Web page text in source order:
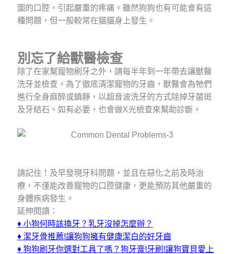
圍的口腔，引起嚴重的疼痛。雖然狗狗也有可能會有這
種問題，但一般較常在貓貓身上發生。
別忘了給獸醫檢查
除了在家幫寵物刷牙之外，請每半年到一年帶去讓獸醫
洗牙並檢查。為了徹底清潔寵物的牙齒，獸醫會為牠們
進行全身麻醉或鎮靜，以超音波洗牙的方式除掉牙菌斑
及牙結石。如有必要，也會做X光檢查來幫助診斷。
請記住！及早發現牙科問題，並且在惡化之前及時治
療，不僅能改善寵物的口腔健康，更能預防其他嚴重的
身體疾病發生。
延伸閱讀：
♦ 小狗何時該換牙？乳牙沒掉怎麼辦？
♦ 潔牙骨推薦!讓狗狗擁有健康潔白的好牙齒
♦ 狗狗刷牙你選對工具了嗎？狗牙膏!牙刷!讓狗寶貝愛上